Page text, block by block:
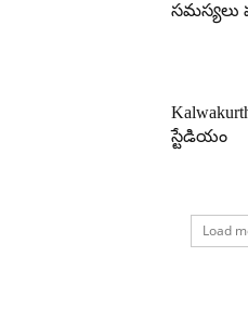
సమస్యలు
స్టేడియం
Load